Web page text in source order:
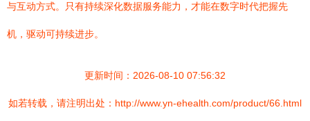
与互动方式。只有持续深化数据服务能力，才能在数字时代把握先
机，驱动可持续进步。
更新时间：2026-08-10 07:56:32
如若转载，请注明出处：http://www.yn-ehealth.com/product/66.html